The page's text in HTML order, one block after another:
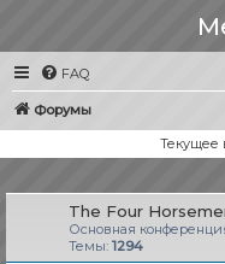
FAQ
Форумы
Текущее
The Four
Основная
Темы: 1294